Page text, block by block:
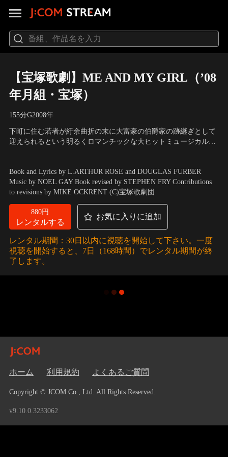
【宝塚歌劇】ME AND MY GIRL（’08
年月組・宝塚）
155分G2008年
下町に住む若者が紆余曲折の末に大富豪の伯爵家の跡継ぎとして
迎えられるという明るくロマンチックな大ヒットミュージカル。
す。
Book and Lyrics by L.ARTHUR ROSE and DOUGLAS FURBER
Music by NOEL GAY Book revised by STEPHEN FRY Contributions
to revisions by MIKE OCKRENT (C)宝塚歌劇団
880円
レンタルする
お気に入りに追加
レンタル期間：30日以内に視聴を開始して下さい。一度
視聴を開始すると、7日（168時間）でレンタル期間が終
了します。
ホーム 利用規約 よくあるご質問
Copyright © JCOM Co., Ltd. All Rights Reserved.
v9.10.0.3233062